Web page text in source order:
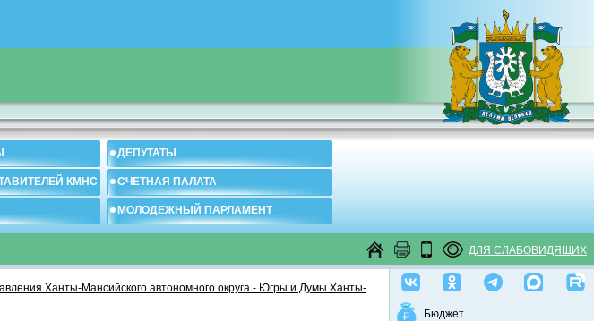
ДЕПУТАТЫ
КМНС СЧЕТНАЯ ПАЛАТА
МОЛОДЕЖНЫЙ ПАРЛАМЕНТ
ДЛЯ СЛАБОВИДЯЩИХ
Бюджет
Ханты-Мансийского автономного округа - Югры и Думы Ханты-